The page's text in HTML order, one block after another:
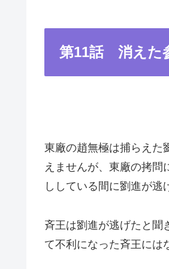
第11話 消えた
東廠の趙無極は捕らえた
えませんが、東廠の拷
ししている間に劉進が逃
斉王は劉進が逃げたと聞
て不利になった斉王には